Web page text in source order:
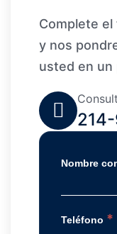
Complete
y nos
usted en un
Nombre
Teléfono *